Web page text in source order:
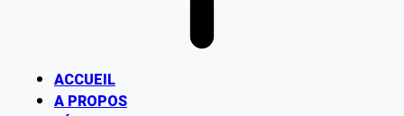
ACCUEIL
A PROPOS